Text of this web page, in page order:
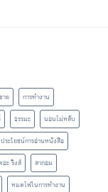
าย
การทำงาน
ธรรมะ
นอนไม่หลับ
ประโยชน์การอ่านหนังสือ
ะ ริงส์
ลากอม
หมดไฟในการทำงาน